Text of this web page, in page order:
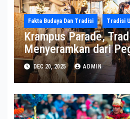
Fakta Budaya Dan Tradisi Tradisi
Krampus Parade,
Menyeramkan dari
Alpen
DEC 20, 2025 ADMIN